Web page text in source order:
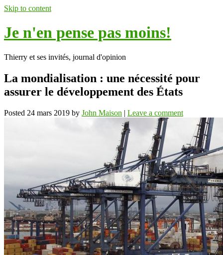
Skip to content
Je n'en pense pas moins!
Thierry et ses invités, journal d'opinion
La mondialisation : une nécessité pour
assurer le développement des États
Posted 24 mars 2019 by John Maison | Leave a comment